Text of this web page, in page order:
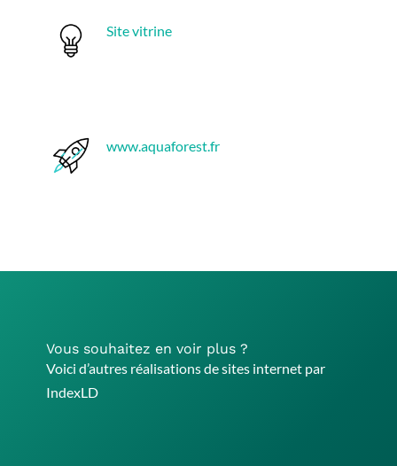
Site vitrine
www.aquaforest.fr
Vous souhaitez en voir plus ?
Voici d’autres réalisations de sites internet par
IndexLD